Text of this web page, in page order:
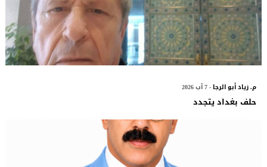
م. زياد أبو الرجا - 7 آب 2026
حلف بغداد يتجدد